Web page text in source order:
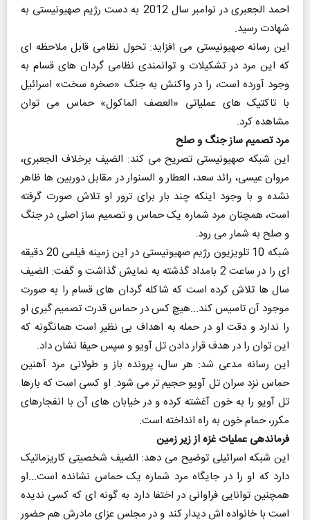
احمد الجعبری در نوامبر سال 2012 به دست رژیم صهیونیستی به
شهادت رسید.
این رسانه صهیونیستی می افزاید: تحول نظامی قابل ملاحظه ای
که این مرد در تشکیلات و توانمندی نظامی گردان های قسام به
وجود آورده است، را در واکنش به جنگ «صخره سخت» اسرائیل
با تاکتیک های عملیاتی «العصف الماکول» حماس می توان
مشاهده کرد.
مرد تصمیم ساز جنگ و صلح
این شبکه صهیونیستی تصریح می کند: الضیف برخلاف الجعبری،
مروان عیسی، رائد سعد، العطار و السنوار در مقابل دوربین ها ظاهر
نشده و با وجود اینکه چند بار برای ترور او تلاش صورت گرفته
است، همچنان مرد شماره یک حماس و تصمیم ساز اصلی در جنگ
و صلح به شمار می رود.
شبکه 10 تلویزیون رژیم صهیونیستی در این زمینه فیلمی 20 دقیقه
ای را در ساعت 2 بامداد گذشته به نمایش گذاشت و گفت: الضیف
سال ها تلاش کرده است که شاکله گردان های قسام را به صورت
موجود آن تاسیس کند...هیچ کس در حماس قدرت تصمیم گیری او
را ندارد و دقت او در حمله به اهداف بی نظیر است همانگونه که
این توان را در هدف قرار دادن تل آویو و سپس حیفا نشان داد.
این رسانه مدعی شد: هر سال، پرونده باز و طولانی مرد آهنین
حماس نزد سران تل آویو حجیم تر می شود. او کسی است که بارها
تل آویو را به خون آغشته کرده و در خیابان های آن با انفجارهای
مکرر، حمام خون به راه انداخته است.
فرماندهی عملیات غزه از زیر زمین
این شبکه اسرائیلی توضیح می دهد: الضیف شخصیتی کاریزماتیک
دارد که او را در جایگاه مرد شماره یک حماس نشانده است...او
همچنین توانایی فراوانی در اختفا دارد به گونه ای که کسی ندیده
است با خانواده اش دیدار کند و در مجلس عزای مادرش هم حضور